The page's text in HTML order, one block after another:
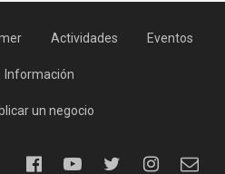
Actividades Eventos
Información
un negocio